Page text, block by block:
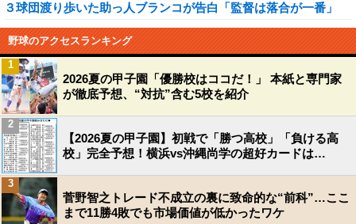
３球団渡り歩いた助っ人ブランコが告白「監督は落合が一番」
野球のアクセスランキング
2026夏の甲子園「優勝校はココだ！」 本紙と専門家
が徹底予想、“対抗”含む5校を紹介
1
【2026夏の甲子園】初戦で「勝つ高校」「負ける高
校」完全予想！横浜vs沖縄尚学の超好カードは…
2
菅野智之トレード不成立の裏に致命的な“前科”…ここ
まで11勝4敗でも市場価値が低かったワケ
3